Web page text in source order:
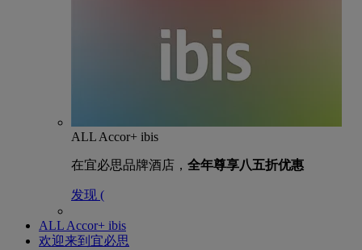
ALL Accor+ ibis
在宜必思品牌酒店， 全年尊享八五折优惠
发现 (
ALL Accor+ ibis
欢迎来到宜必思